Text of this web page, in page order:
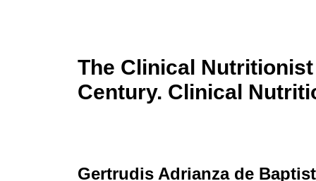
The Clinical
Century. Clinical
Gertrudis Adrianza de